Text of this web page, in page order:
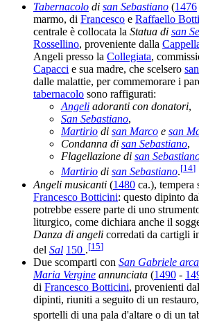
Tabernacolo di san Sebastiano (1476
marmo, di Francesco e Raffaello
centrale è collocata la Statua di san
Rossellino, proveniente dalla
Angeli presso la Collegiata,
Capacci e sua madre, che scelsero
dalle malattie, per commemorare i
tabernacolo sono raffigurati:
Angeli adoranti con donatori,
San Sebastiano,
Martirio di san Marco e san
Condanna di san Sebastiano,
Flagellazione di san
Martirio di san Sebastiano.[14]
Angeli musicanti (1480 ca.), tempera
Francesco Botticini: questo dipinto
potrebbe essere parte di uno
liturgico, come dichiara anche il
Danza di angeli corredati da cartigli
del Sal 150 .[15]
Due scomparti con San Gabriele
Maria Vergine annunciata (1490 -
di Francesco Botticini, provenienti
dipinti, riuniti a seguito di un
sportelli di una pala d'altare o di un